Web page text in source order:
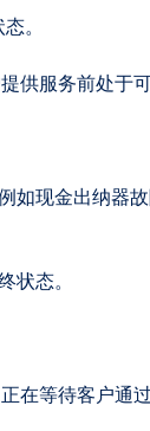
。
供服务前处于可
如现金出纳器
状态。
在等待客户通